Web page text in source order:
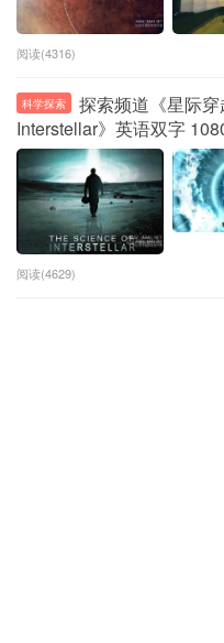
阅读(4316)
科学探索
探索频道《星际
Interstellar》英语双字
阅读(4629)